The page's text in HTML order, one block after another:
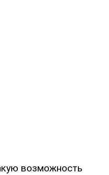
возможность